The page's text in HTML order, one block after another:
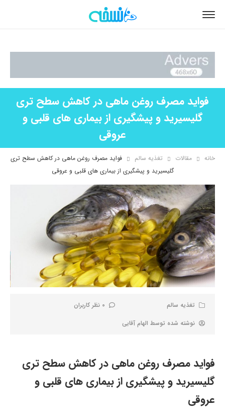
فواید مصرف روغن ماهی در کاهش سطح تری
گلیسیرید و پیشگیری از بیماری های قلبی و
عروقی
خانه مقالات تغذیه سالم
فواید مصرف روغن ماهی در کاهش سطح تری
گلیسیرید و پیشگیری از بیماری های قلبی و عروقی
تغذیه سالم
0 نظر کاربران
نوشته شده توسط الهام آقایی
فواید مصرف روغن ماهی در کاهش سطح تری
گلیسیرید و پیشگیری از بیماری های قلبی و
عروقی